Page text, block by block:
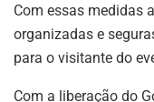
Com essas medidas
organizadas e
para o visitante do
Com a liberação do